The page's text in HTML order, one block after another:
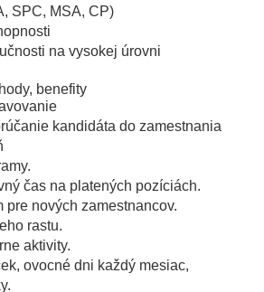
SPC, MSA, CP)
na vysokej úrovni
benefity
kandidáta do zamestnania
čas na platených pozíciách.
pre nových zamestnancov.
rastu.
aktivity.
ovocné dni každý mesiac,